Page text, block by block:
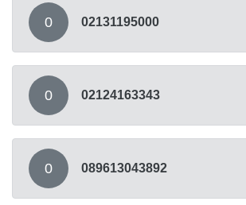
0 02131195000
0 02124163343
0 089613043892